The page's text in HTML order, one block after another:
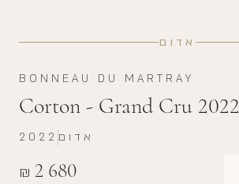
אדום
BONNEAU DU MARTRAY
Corton - Grand Cru 2022
₪ 2 680
2022 אדום